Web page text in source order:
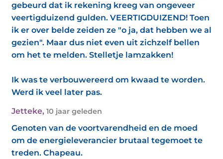
gebeurd dat ik rekening kreeg van ongeveer
veertigduizend gulden. VEERTIGDUIZEND! Toen
ik er over belde zeiden ze "o ja, dat hebben we al
gezien". Maar dus niet even uit zichzelf bellen
om het te melden. Stelletje lamzakken!
Ik was te verbouwereerd om kwaad te worden.
Werd ik veel later pas.
Jetteke, 10 jaar geleden
Genoten van de voortvarendheid en de moed
om de energieleverancier brutaal tegemoet te
treden. Chapeau.